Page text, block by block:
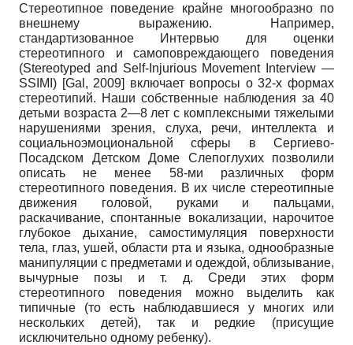
Стереотипное поведение крайне многообразно по
внешнему выражению. Например,
стандартизованное Интервью для оценки
стереотипного и самоповреждающего поведения
(Stereotyped and Self-Injurious Movement Interview —
SSIMI ) [Gal, 2009] включает вопросы о 32-х формах
сте­реотипий. Наши собственные наблюдения за 40
детьми возраста 2—8 лет с комплексными тяжелыми
нарушениями зрения, слуха, речи, интеллекта и
социально­эмоциональной сферы в Сергиево-
Посадском Детском Доме Слепоглухих позволили
описать не менее 58-ми различных форм
стереотипного поведения. В их числе стереотипные
движения головой, руками и пальцами,
раскачивание, спонтанные вокализации, нарочитое
глубокое дыхание, самостимуляция поверхности
тела, глаз, ушей, области рта и языка, однообразные
манипуляции с предметами и одеждой, облизывание,
вычурные позы и т. д. Среди этих форм
стереотипного поведения можно выделить как
типичные (то есть наблюдавшиеся у многих или
нескольких детей), так и редкие (присущие
исключительно одному ребенку).